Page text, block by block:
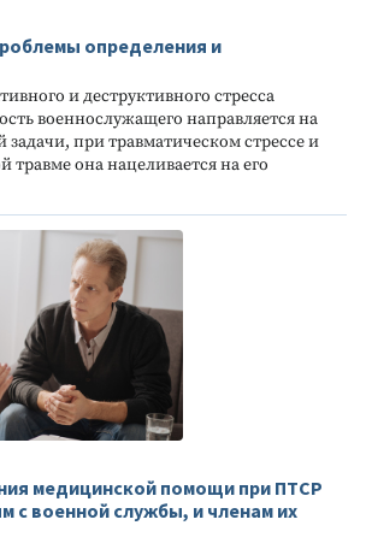
определения и
и деструктивного стресса
военнослужащего направляется на
при травматическом стрессе и
травме она нацеливается на его
медицинской помощи при ПТСР
с военной службы, и членам их